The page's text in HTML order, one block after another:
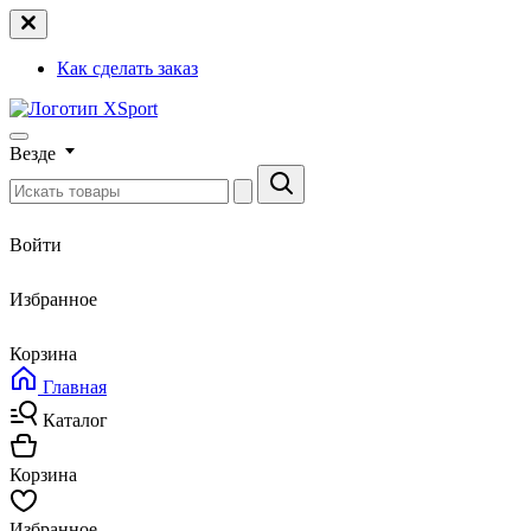
Как сделать заказ
Везде
Войти
Избранное
Корзина
Главная
Каталог
Корзина